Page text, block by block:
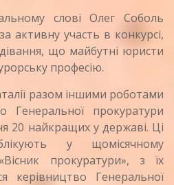
слові Олег Соболь
активну участь в конкурсі,
що майбутні юристи
професію.
разом іншими роботами
Генеральної прокуратури
20 найкращих у державі. Ці
у щомісячному
прокуратури», з їх
керівництво Генеральної